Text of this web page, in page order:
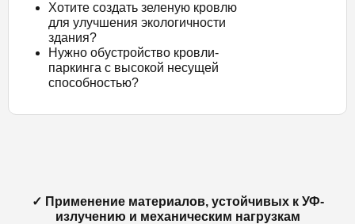
Хотите создать зеленую кровлю
для улучшения экологичности
здания?
Нужно обустройство кровли-
паркинга с высокой несущей
способностью?
✓ Применение материалов, устойчивых к УФ-
излучению и механическим нагрузкам